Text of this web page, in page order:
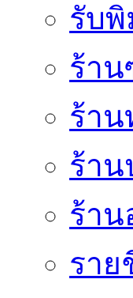
รับพิ
ร้าน
ร้าน
ร้าน
ร้าน
รา